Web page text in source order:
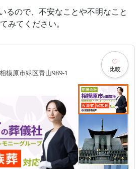
るので、不安なことや不明なこと
みてください。
相模原市緑区青山989-1 比較